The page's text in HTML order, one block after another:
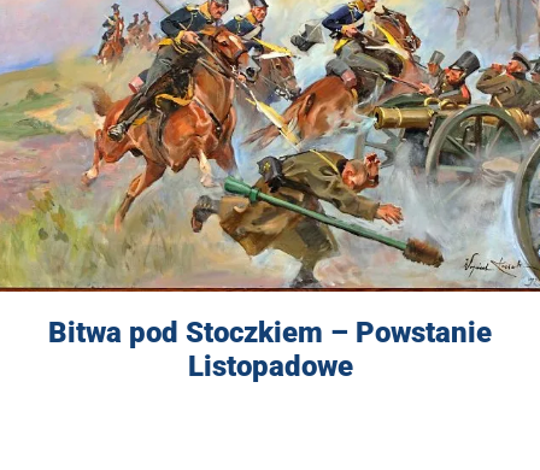
Bitwa pod Stoczkiem – Powstanie
Listopadowe